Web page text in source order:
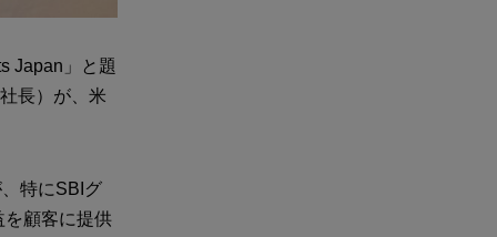
Japan」と題
長）が、米
特にSBIグ
顧客に提供